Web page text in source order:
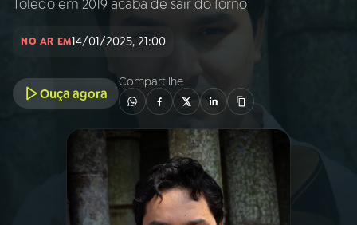
INÍCIO
A RÁDIO
PROGRAMAÇÃO
PROGRAMAS
Toledo em 2019 acaba de sair do forno
NO AR EM14/01/2025, 21:00
Ouça agora
Compartilhe